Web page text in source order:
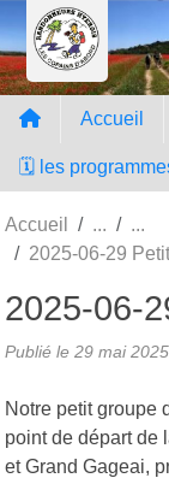
Accueil
🗓️ les
Accueil
2025-06-29
2025-06-
Publié le 29 mai 2025
Notre petit groupe
point de départ de
et Grand Gageai,
Panneau de